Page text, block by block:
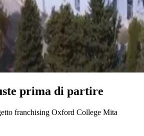
prima di partire
franchising Oxford College Mita